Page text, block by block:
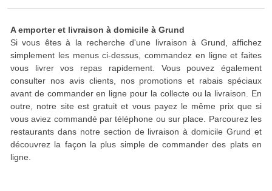
A emporter et livraison à domicile à Grund
Si vous êtes à la recherche d'une livraison à Grund, affichez
simplement les menus ci-dessus, commandez en ligne et faites
vous livrer vos repas rapidement. Vous pouvez également
consulter nos avis clients, nos promotions et rabais spéciaux
avant de commander en ligne pour la collecte ou la livraison. En
outre, notre site est gratuit et vous payez le même prix que si
vous aviez commandé par téléphone ou sur place. Parcourez les
restaurants dans notre section de livraison à domicile Grund et
découvrez la façon la plus simple de commander des plats en
ligne.